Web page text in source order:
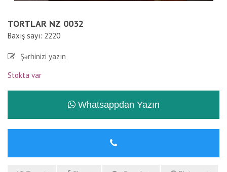
TORTLAR NZ 0032
Baxış sayı: 2220
Şərhinizi yazın
Stokta var
Whatsappdan Yazın